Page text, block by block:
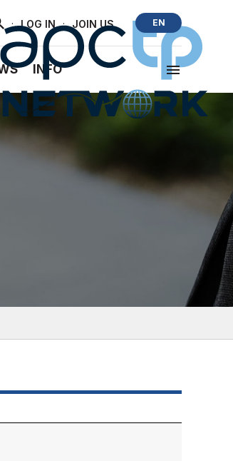
· LOG IN · JOIN US EN
INFO